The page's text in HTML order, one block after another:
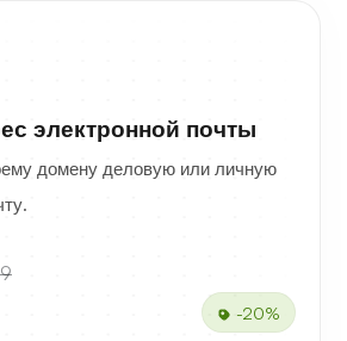
электронной почты
домену деловую или личную
-20%